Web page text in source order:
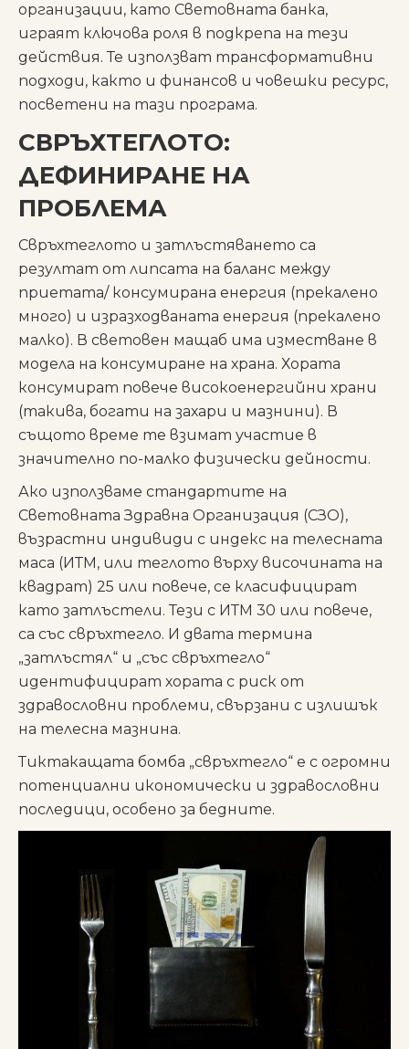
организации, като Световната банка,
играят ключова роля в подкрепа на тези
действия. Те използват трансформативни
подходи, както и финансов и човешки ресурс,
посветени на тази програма.
СВРЪХТЕГЛОТО:
ДЕФИНИРАНЕ НА
ПРОБЛЕМА
Свръхтеглото и затлъстяването са
резултат от липсата на баланс между
приетата/ консумирана енергия (прекалено
много) и изразходваната енергия (прекалено
малко). В световен мащаб има изместване в
модела на консумиране на храна. Хората
консумират повече високоенергийни храни
(такива, богати на захари и мазнини). В
същото време те взимат участие в
значително по-малко физически дейности.
Ако използваме стандартите на
Световната Здравна Организация (СЗО),
възрастни индивиди с индекс на телесната
маса (ИТМ, или теглото върху височината на
квадрат) 25 или повече, се класифицират
като затлъстели. Тези с ИТМ 30 или повече,
са със свръхтегло. И двата термина
„затлъстял“ и „със свръхтегло“
идентифицират хората с риск от
здравословни проблеми, свързани с излишък
на телесна мазнина.
Тиктакащата бомба „свръхтегло“ е с огромни
потенциални икономически и здравословни
последици, особено за бедните.